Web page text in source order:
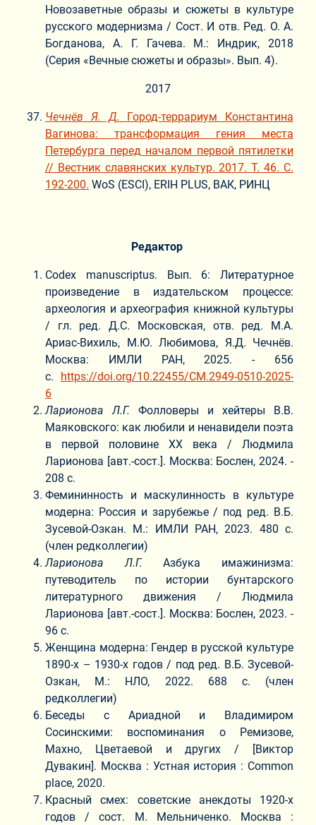
Новозаветные образы и сюжеты в культуре
русского модернизма / Сост. И отв. Ред. О. А.
Богданова, А. Г. Гачева. М.: Индрик, 2018
(Серия «Вечные сюжеты и образы». Вып. 4).
2017
Чечнёв Я. Д. Город-террариум Константина
Вагинова: трансформация гения места
Петербурга перед началом первой пятилетки
// Вестник славянских культур. 2017. Т. 46. С.
192-200. WoS (ESCI), ERIH PLUS, ВАК, РИНЦ
Редактор
Codex manuscriptus. Вып. 6: Литературное
произведение в издательском процессе:
археология и археография книжной культуры
/ гл. ред. Д.С. Московская, отв. ред. М.А.
Ариас-Вихиль, М.Ю. Любимова, Я.Д. Чечнёв.
Москва: ИМЛИ РАН, 2025. - 656
с.
https://doi.org/10.22455/CM.2949-0510-2025-
6
Ларионова Л.Г. Фолловеры и хейтеры В.В.
Маяковского: как любили и ненавидели поэта
в первой половине XX века / Людмила
Ларионова [авт.-сост.]. Москва: Бослен, 2024. -
208 с.
Фемининность и маскулинность в культуре
модерна: Россия и зарубежье / под ред. В.Б.
Зусевой-Озкан. М.: ИМЛИ РАН, 2023. 480 с.
(член редколлегии)
Ларионова Л.Г.Азбука имажинизма:
путеводитель по истории бунтарского
литературного движения / Людмила
Ларионова [авт.-сост.]. Москва: Бослен, 2023. -
96 с.
Женщина модерна: Гендер в русской культуре
1890-х – 1930-х годов / под ред. В.Б. Зусевой-
Озкан, М.: НЛО, 2022. 688 с. (член
редколлегии)
Беседы с Ариадной и Владимиром
Сосинскими: воспоминания о Ремизове,
Махно, Цветаевой и других / [Виктор
Дувакин]. Москва : Устная история : Common
place, 2020.
Красный смех: советские анекдоты 1920-х
годов / сост. М. Мельниченко. Москва :